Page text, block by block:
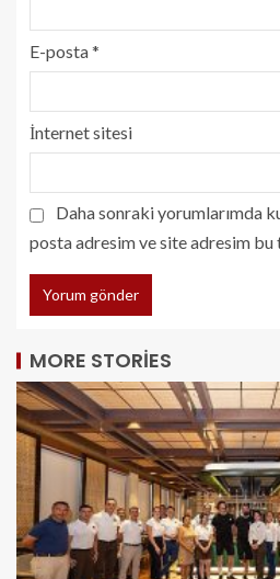
E-posta*
İnternet sitesi
Daha sonraki yorumlarımda
posta adresim ve site adresim bu
MORE STORIES